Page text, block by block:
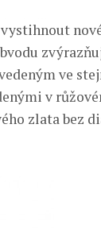
nové
ve
v
zlata bez